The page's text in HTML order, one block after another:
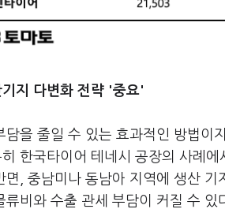
지 다변화 전략 '중요'
담을 줄일 수 있는 효과적인 방법이
한국타이어 테네시 공장의 사례
, 중남미나 동남아 지역에 생산
비와 수출 관세 부담이 커질 수 있